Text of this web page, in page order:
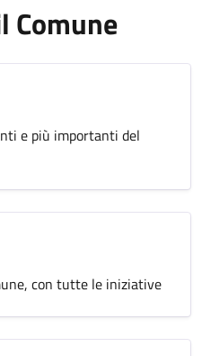
Comune
e più importanti del
con tutte le iniziative